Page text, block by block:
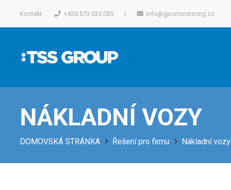
Kontakt: +420 573 035 035 | info@gpsmonitoring.cz
NÁKLADNÍ VOZY
DOMOVSKÁ STRÁNKA Řešení pro firmu Nákladní vozy